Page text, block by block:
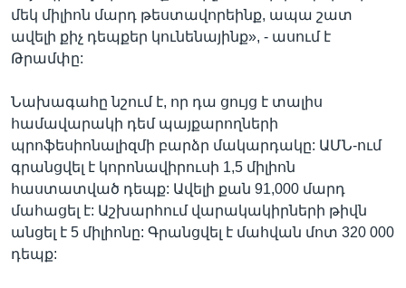
մեկ միլիոն մարդ թեստավորեինք, ապա շատ
ավելի քիչ դեպքեր կունենայինք», - ասում է
Թրամփը:
Նախագահը նշում է, որ դա ցույց է տալիս
համավարակի դեմ պայքարողների
պրոֆեսիոնալիզմի բարձր մակարդակը: ԱՄՆ-ում
գրանցվել է կորոնավիրուսի 1,5 միլիոն
հաստատված դեպք: Ավելի քան 91,000 մարդ
մահացել է: Աշխարհում վարակակիրների թիվն
անցել է 5 միլիոնը: Գրանցվել է մահվան մոտ 320 000
դեպք: